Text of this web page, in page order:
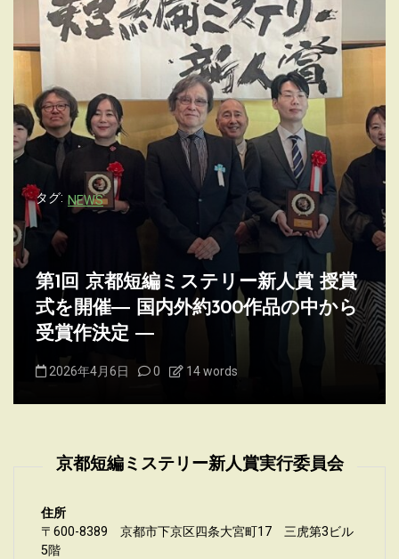
タグ: NEWS
第1回 京都短編ミステリー新人賞 授賞
式を開催― 国内外約300作品の中から
受賞作決定 ―
2026年4月6日 0 14 words
京都短編ミステリー新人賞実行委員会
住所
〒600-8389 京都市下京区四条大宮町17 三虎第3ビル
5階